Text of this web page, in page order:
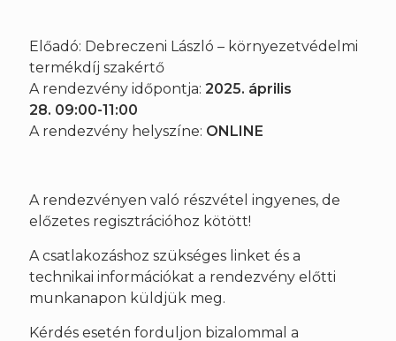
Előadó: Debreczeni László – környezetvédelmi
termékdíj szakértő
A rendezvény időpontja: 2025. április
28. 09:00-11:00
A rendezvény helyszíne: ONLINE
A rendezvényen való részvétel ingyenes, de
előzetes regisztrációhoz kötött!
A csatlakozáshoz szükséges linket és a
technikai információkat a rendezvény előtti
munkanapon küldjük meg.
Kérdés esetén forduljon bizalommal a